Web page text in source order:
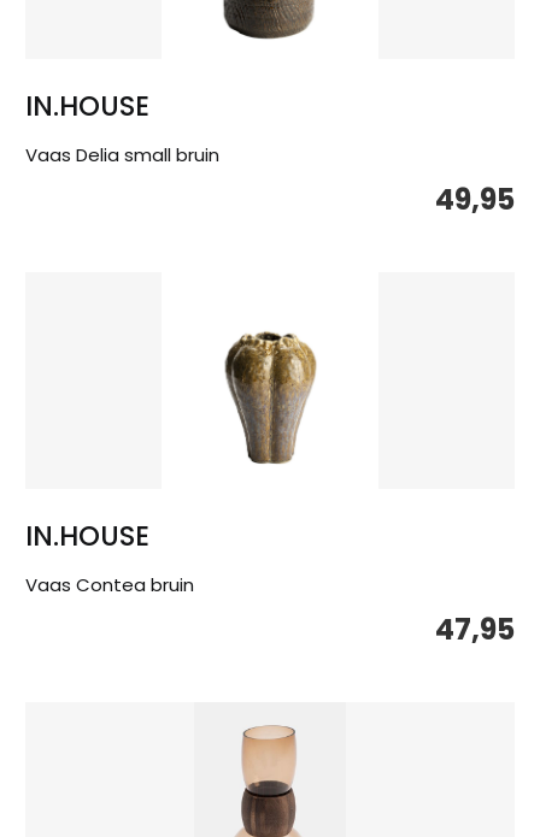
IN.HOUSE
Vaas Delia small bruin
49,95
IN.HOUSE
Vaas Contea bruin
47,95